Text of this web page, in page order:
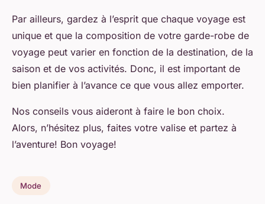
Par ailleurs, gardez à l’esprit que chaque voyage est
unique et que la composition de votre garde-robe de
voyage peut varier en fonction de la destination, de la
saison et de vos activités. Donc, il est important de
bien planifier à l’avance ce que vous allez emporter.
Nos conseils vous aideront à faire le bon choix.
Alors, n’hésitez plus, faites votre valise et partez à
l’aventure! Bon voyage!
Mode